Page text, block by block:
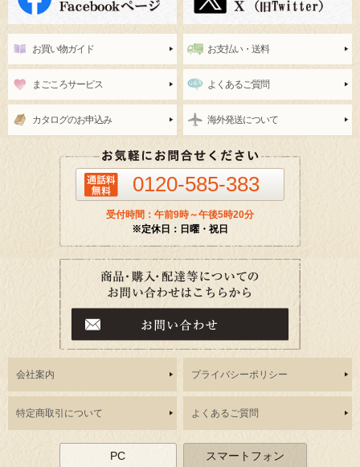
お買い物ガイド お支払い・送料
まごころサービス よくあるご質問
カタログのお申込み 海外発送について
0120-585-383
受付時間：午前9時～午後5時20分
※定休日：日曜・祝日
会社案内 プライバシーポリシー
特定商取引について よくあるご質問
PC スマートフォン